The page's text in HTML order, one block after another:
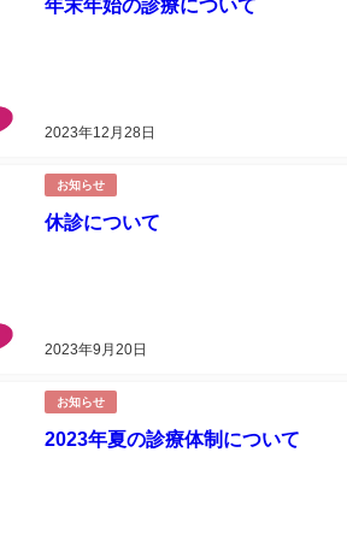
年末年始の診療について
2023年12月28日
お知らせ
休診について
2023年9月20日
お知らせ
2023年夏の診療体制について